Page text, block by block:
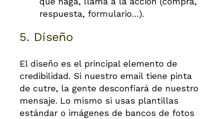
respuesta, formulario…).
5. Diseño
El diseño es el principal elemento de
credibilidad. Si nuestro email tiene pinta
de cutre, la gente desconfiará de nuestro
mensaje. Lo mismo si usas plantillas
estándar o imágenes de bancos de fotos